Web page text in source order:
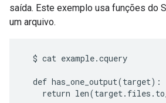
saída. Este exemplo usa funções do
um arquivo.
  $ cat example.cquery
  def has_one_output(target):
return